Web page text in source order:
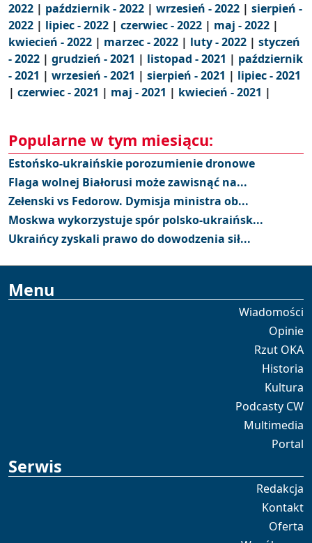
2022 | październik - 2022 | wrzesień - 2022 | sierpień -
2022 | lipiec - 2022 | czerwiec - 2022 | maj - 2022 |
kwiecień - 2022 | marzec - 2022 | luty - 2022 | styczeń
- 2022 | grudzień - 2021 | listopad - 2021 | październik
- 2021 | wrzesień - 2021 | sierpień - 2021 | lipiec - 2021
| czerwiec - 2021 | maj - 2021 | kwiecień - 2021 |
Popularne w tym miesiącu:
Estońsko-ukraińskie porozumienie dronowe
Flaga wolnej Białorusi może zawisnąć na...
Zełenski vs Fedorow. Dymisja ministra ob...
Moskwa wykorzystuje spór polsko-ukraińsk...
Ukraińcy zyskali prawo do dowodzenia sił...
Menu
Wiadomości
Opinie
Rzut OKA
Historia
Kultura
Podcasty CW
Multimedia
Portal
Serwis
Redakcja
Kontakt
Oferta